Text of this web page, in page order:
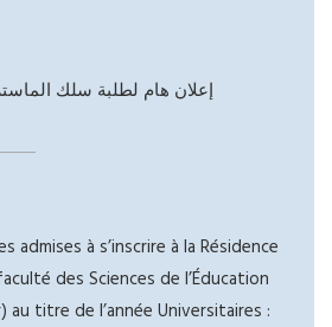
إعلان هام لطلبة سلك
admises à s’inscrire à la Résidence
des Sciences de l’Éducation
au titre de l’année Universitaires :